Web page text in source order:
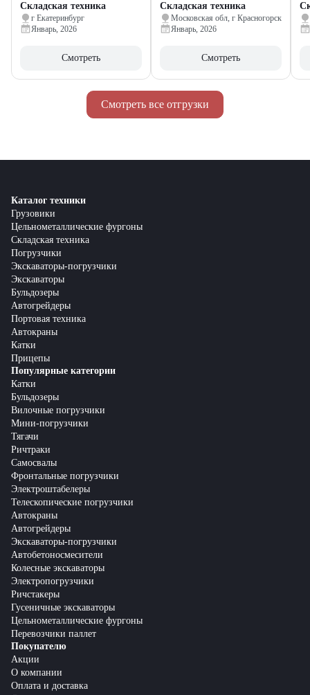
Смотреть все отгрузки
Складская техника
г Екатеринбург
Январь, 2026
Смотреть
Складская техника
Московская обл, г Красногорск
Январь, 2026
Смотреть
Каталог техники
Грузовики
Цельнометаллические фургоны
Складская техника
Погрузчики
Экскаваторы-погрузчики
Экскаваторы
Бульдозеры
Автогрейдеры
Портовая техника
Автокраны
Катки
Прицепы
Популярные категории
Катки
Бульдозеры
Вилочные погрузчики
Мини-погрузчики
Тягачи
Ричтраки
Самосвалы
Фронтальные погрузчики
Электроштабелеры
Телескопические погрузчики
Автокраны
Автогрейдеры
Экскаваторы-погрузчики
Автобетоносмесители
Колесные экскаваторы
Электропогрузчики
Ричстакеры
Гусеничные экскаваторы
Цельнометаллические фургоны
Перевозчики паллет
Покупателю
Акции
О компании
Оплата и доставка